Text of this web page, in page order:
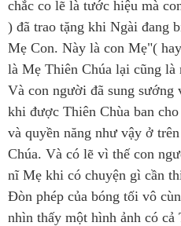
chắc co lẽ là tước hiệu mà
) đã trao tặng khi Ngài đang
Mẹ Con. Này là con Mẹ"(
là Mẹ Thiên Chúa lại cũng là
Và con người đã sung sướng
khi được Thiên Chùa ban
và quyền năng như vậy ở
Chúa. Và có lẽ vì thế con
nĩ Mẹ khi có chuyện gì cần
Đòn phép của bóng tối vô
nhìn thấy một hình ảnh có cả